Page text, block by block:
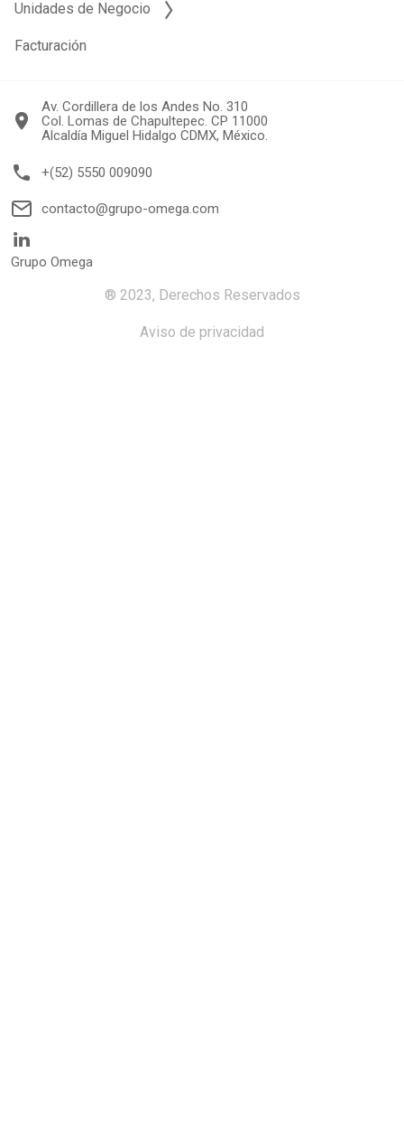
Unidades de Negocio
Facturación
Av. Cordillera de los Andes No. 310
Col. Lomas de Chapultepec. CP 11000
Alcaldía Miguel Hidalgo CDMX, México.
+(52) 5550 009090
contacto@grupo-omega.com
Grupo Omega
® 2023, Derechos Reservados
Aviso de privacidad